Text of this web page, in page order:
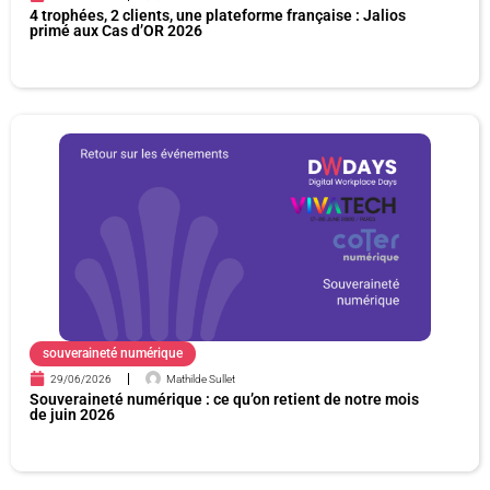
4 trophées, 2 clients, une plateforme française : Jalios
primé aux Cas d’OR 2026
souveraineté numérique
29/06/2026 Mathilde Sullet
Souveraineté numérique : ce qu’on retient de notre mois
de juin 2026